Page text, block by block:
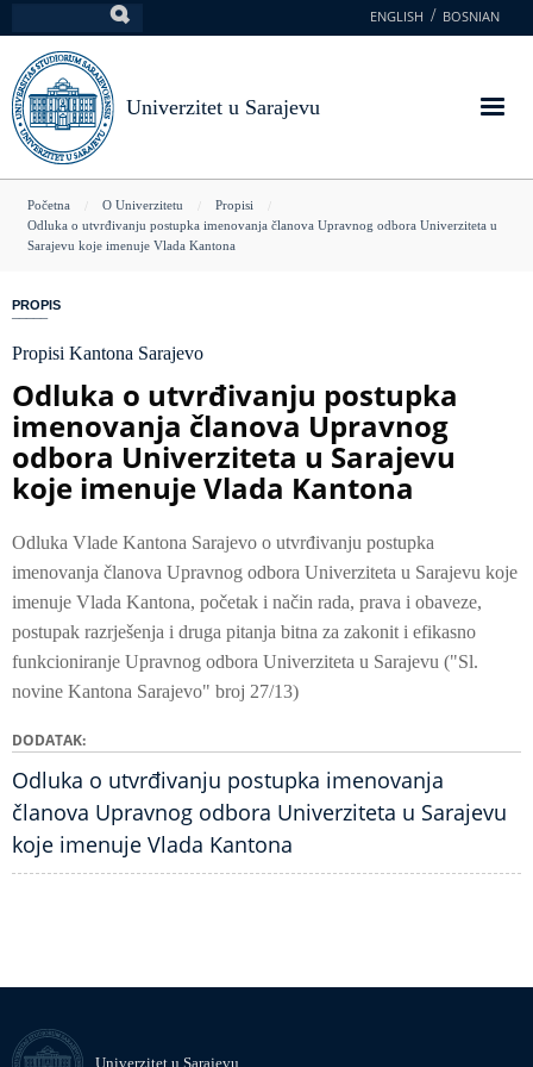
na
glavni
sadržaj
ENGLISH BOSNIAN
Univerzitet u Sarajevu
You
are
Početna O Univerzitetu
Propisi
Odluka o utvrđivanju postupka imenovanja članova Upravnog odbora Univerziteta u
Sarajevu koje imenuje Vlada Kantona
PROPIS
Propisi Kantona Sarajevo
Odluka o utvrđivanju postupka
imenovanja članova Upravnog
odbora Univerziteta u Sarajevu
koje imenuje Vlada Kantona
Odluka Vlade Kantona Sarajevo o utvrđivanju postupka
imenovanja članova Upravnog odbora Univerziteta u Sarajevu koje
imenuje Vlada Kantona, početak i način rada, prava i obaveze,
postupak razrješenja i druga pitanja bitna za zakonit i efikasno
funkcioniranje Upravnog odbora Univerziteta u Sarajevu ("Sl.
novine Kantona Sarajevo" broj 27/13)
DODATAK
Odluka o utvrđivanju postupka imenovanja
članova Upravnog odbora Univerziteta u Sarajevu
koje imenuje Vlada Kantona
Univerzitet u Sarajevu